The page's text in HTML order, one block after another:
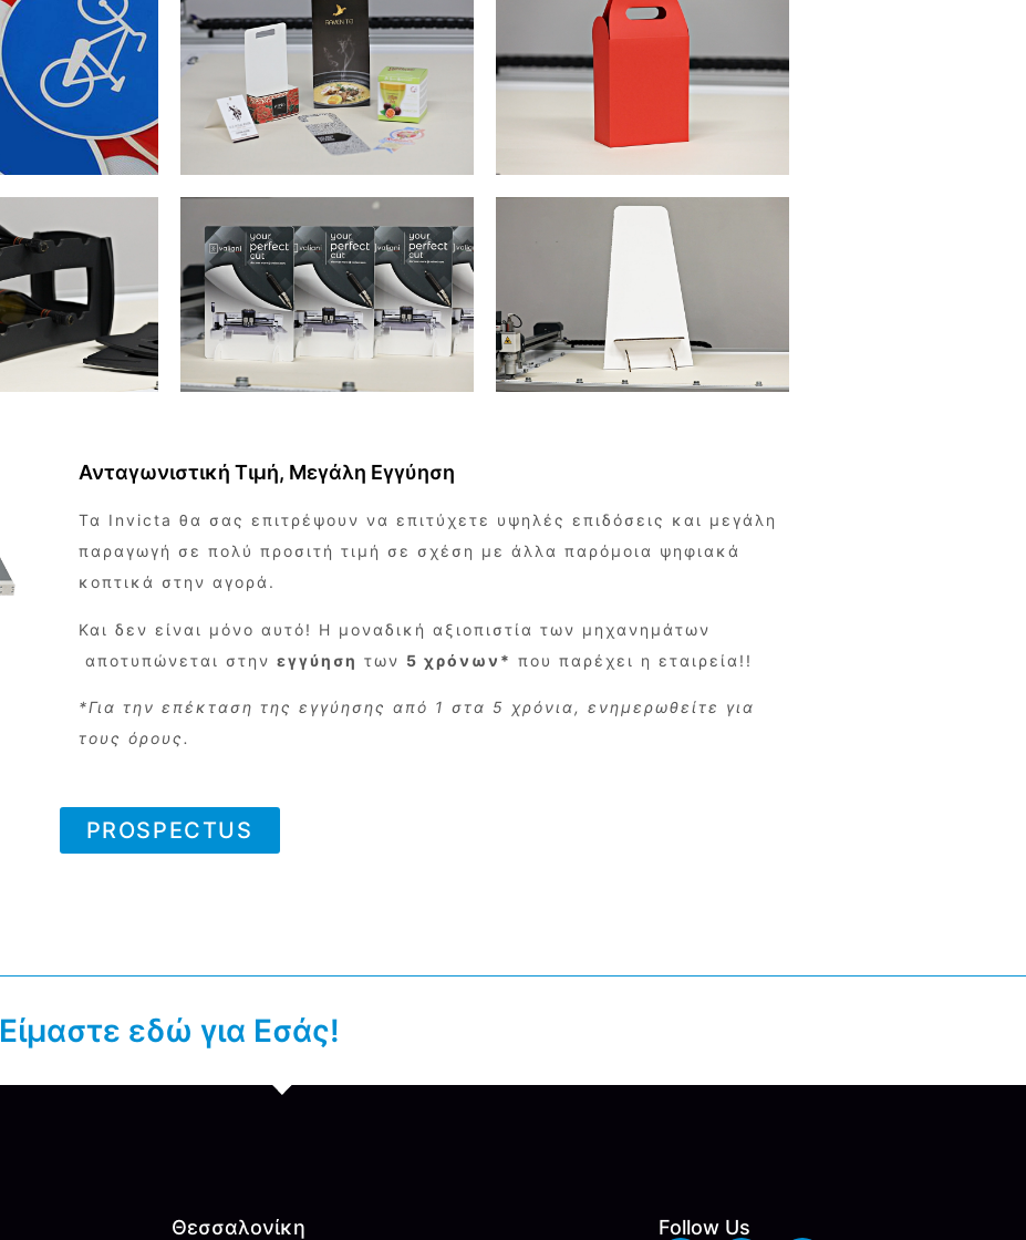
Ανταγωνιστική Τιμή, Μεγάλη Εγγύηση
Τα Invicta θα σας επιτρέψουν να επιτύχετε υψηλές επιδόσεις και μεγάλη
παραγωγή σε πολύ προσιτή τιμή σε σχέση με άλλα παρόμοια ψηφιακά
κοπτικά στην αγορά.
Και δεν είναι μόνο αυτό! Η μοναδική αξιοπιστία των μηχανημάτων
αποτυπώνεται στην εγγύηση των 5 χρόνων* που παρέχει η εταιρεία!!
*Για την επέκταση της εγγύησης από 1 στα 5 χρόνια, ενημερωθείτε για
τους όρους.
PROSPECTUS
Είμαστε εδώ για Εσάς!
Θεσσαλονίκη Follow Us